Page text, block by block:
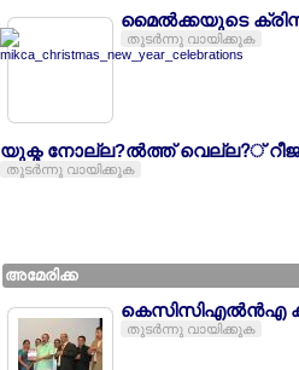
മൈല്‍ക്കയുടെ
തുടര്‍ന്നു വായിക്കുക
യുക്മ നോല്ല?ല്‍ത്ത് വെല്ല?്
തുടര്‍ന്നു വായിക്കുക
അമേരിക്ക
കെസിസിഎല്‍ന്‍എ
തുടര്‍ന്നു വായിക്കുക